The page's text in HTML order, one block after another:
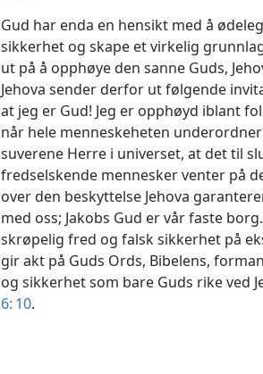
Gud har enda en hensikt med å
sikkerhet og skape et virkelig
ut på å opphøye den sanne Guds,
Jehova sender derfor ut følgende
at jeg er Gud! Jeg er opphøyd iblant
når hele menneskeheten
suverene Herre i universet, at det til
fredselskende mennesker venter på
over den beskyttelse Jehova
med oss; Jakobs Gud er vår faste
skrøpelig fred og falsk sikkerhet på
gir akt på Guds Ords, Bibelens,
og sikkerhet som bare Guds rike ved
6: 10.